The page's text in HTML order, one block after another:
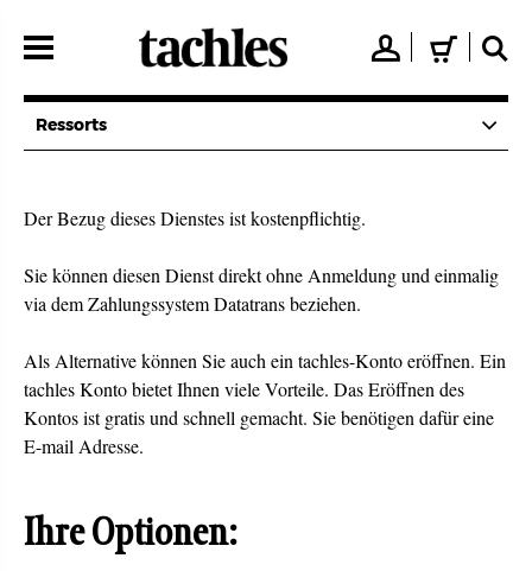
zum
👤 🛒 🔍
Ressorts
Der Bezug dieses Dienstes ist kostenpflichtig.
Sie können diesen Dienst direkt ohne Anmeldung und einmalig
via dem Zahlungssystem Datatrans beziehen.
Als Alternative können Sie auch ein tachles-Konto eröffnen. Ein
tachles Konto bietet Ihnen viele Vorteile. Das Eröffnen des
Kontos ist gratis und schnell gemacht. Sie benötigen dafür eine
E-mail Adresse.
Ihre Optionen: